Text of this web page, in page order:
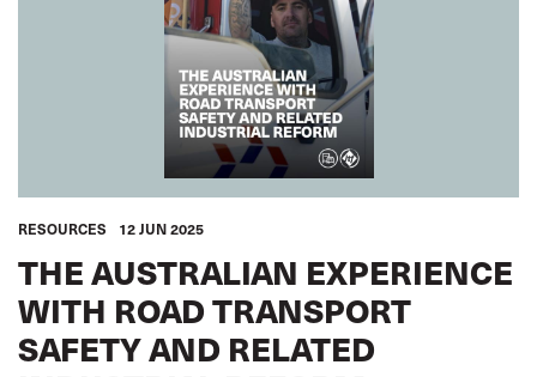
RESOURCES 12 JUN 2025
THE AUSTRALIAN EXPERIENCE
WITH ROAD TRANSPORT
SAFETY AND RELATED